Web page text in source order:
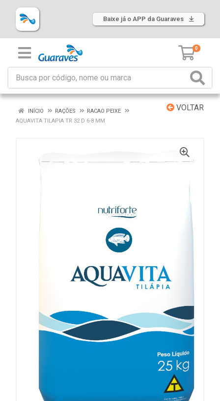
Baixe já o APP da Guaraves
0
VOLTAR
INÍCIO RAÇÕES
RACAO PEIXE
AQUAVITA TILAPIA TR 32 D 6-8 MM